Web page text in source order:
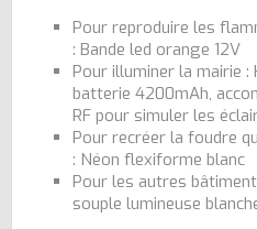
Pour reproduire les
: Bande led orange 12V
Pour illuminer la mairie :
batterie 4200mAh,
RF pour simuler les
Pour recréer la foudre
: Néon flexiforme blanc
Pour les autres
souple lumineuse